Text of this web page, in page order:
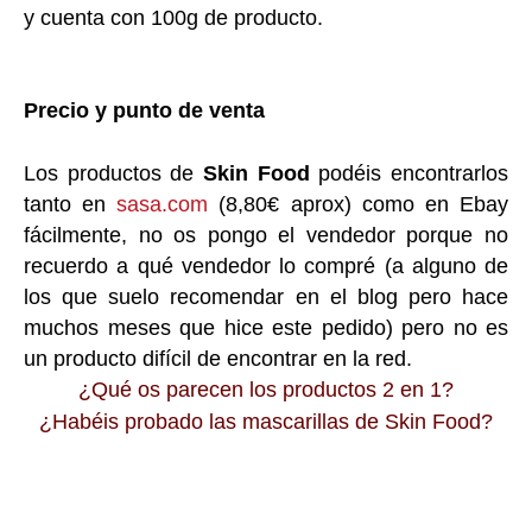
y cuenta con 100g de producto.
Precio y punto de venta
Los productos de Skin Food podéis encontrarlos
tanto ensasa.com (8,80€ aprox) como en Ebay
fácilmente, no os pongo el vendedor porque no
recuerdo a qué vendedor lo compré (a alguno de
los que suelo recomendar en el blog pero hace
muchos meses que hice este pedido) pero no es
un producto difícil de encontrar en la red.
¿Qué os parecen los productos 2 en 1?
¿Habéis probado las mascarillas de Skin Food?